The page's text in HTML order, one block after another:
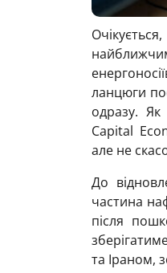
ланцюги
одразу. Як
Capital
але не
До
частина
після
та Іраном,